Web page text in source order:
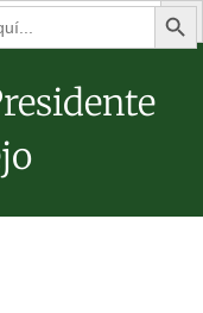
Botón de